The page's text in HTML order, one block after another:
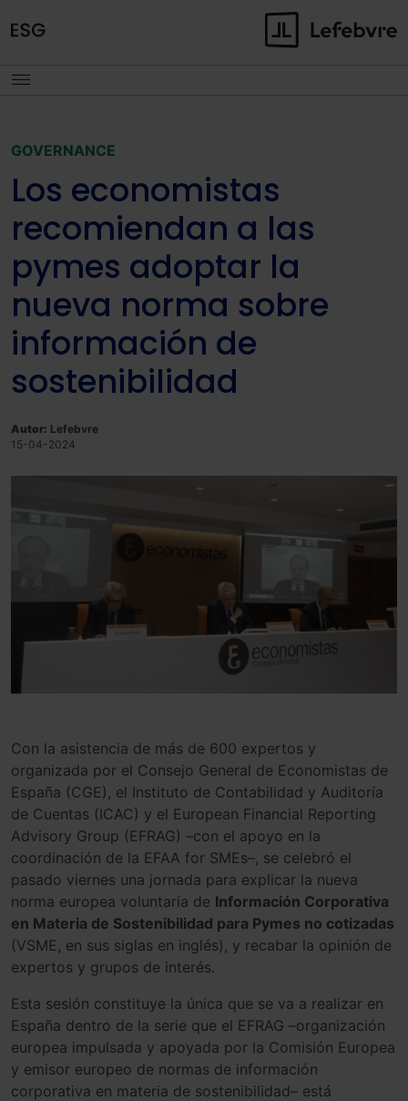
GOVERNANCE
Los economistas
recomiendan a las
pymes adoptar la
nueva norma sobre
información de
sostenibilidad
Autor: Lefebvre
15-04-2024
Con la asistencia de más de 600 expertos y
organizada por el Consejo General de Economistas de
España (CGE), el Instituto de Contabilidad y Auditoría
de Cuentas (ICAC) y el European Financial Reporting
Advisory Group (EFRAG) –con el apoyo en la
coordinación de la EFAA for SMEs–, se celebró el
pasado viernes una jornada para explicar la nueva
norma europea voluntaria de Información Corporativa
en Materia de Sostenibilidad para Pymes no cotizadas
(VSME, en sus siglas en inglés), y recabar la opinión de
expertos y grupos de interés.
Esta sesión constituye la única que se va a realizar en
España dentro de la serie que el EFRAG –organización
europea impulsada y apoyada por la Comisión Europea
y emisor europeo de normas de información
corporativa en materia de sostenibilidad– está